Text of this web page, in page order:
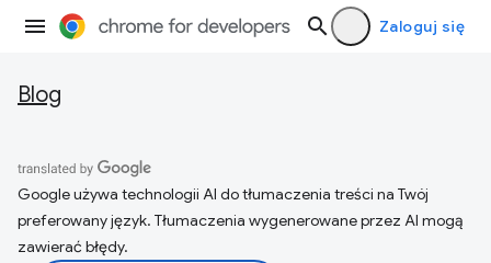
Zaloguj się
Blog
Google używa technologii AI do tłumaczenia treści na Twój
preferowany język. Tłumaczenia wygenerowane przez AI mogą
zawierać błędy.